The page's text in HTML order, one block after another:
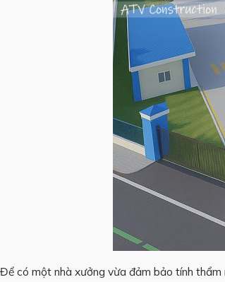
Để có một nhà xưởng vừa đảm bảo tính thẩm